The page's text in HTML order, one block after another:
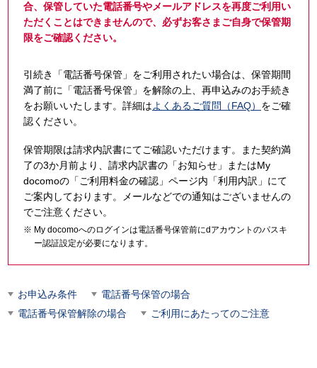
合、保管していた電話番号やメールアドレスを再度ご利用い
ただくことはできませんので、必ずお客さまご自身で保管期
限をご確認ください。
引続き「電話番号保管」をご利用されたい場合は、保管期間
満了前に「電話番号保管」を解除の上、再申込みのお手続き
をお願いいたします。詳細はよくあるご質問（FAQ） をご確
認ください。
保管期限は請求内訳書にてご確認いただけます。また契約満
了の3か月前より、請求内訳書の「お知らせ」またはMy
docomoの「ご利用料金の確認」ページ内「利用内訳」にて
ご案内しております。メールなどでの通知はございませんの
でご注意ください。
My docomoへのログインは電話番号保管前にdアカウントのパスキ
ー認証設定が必要になります。
お申込み条件
電話番号保管の場合
電話番号保管解除の場合
ご利用にあたってのご注意